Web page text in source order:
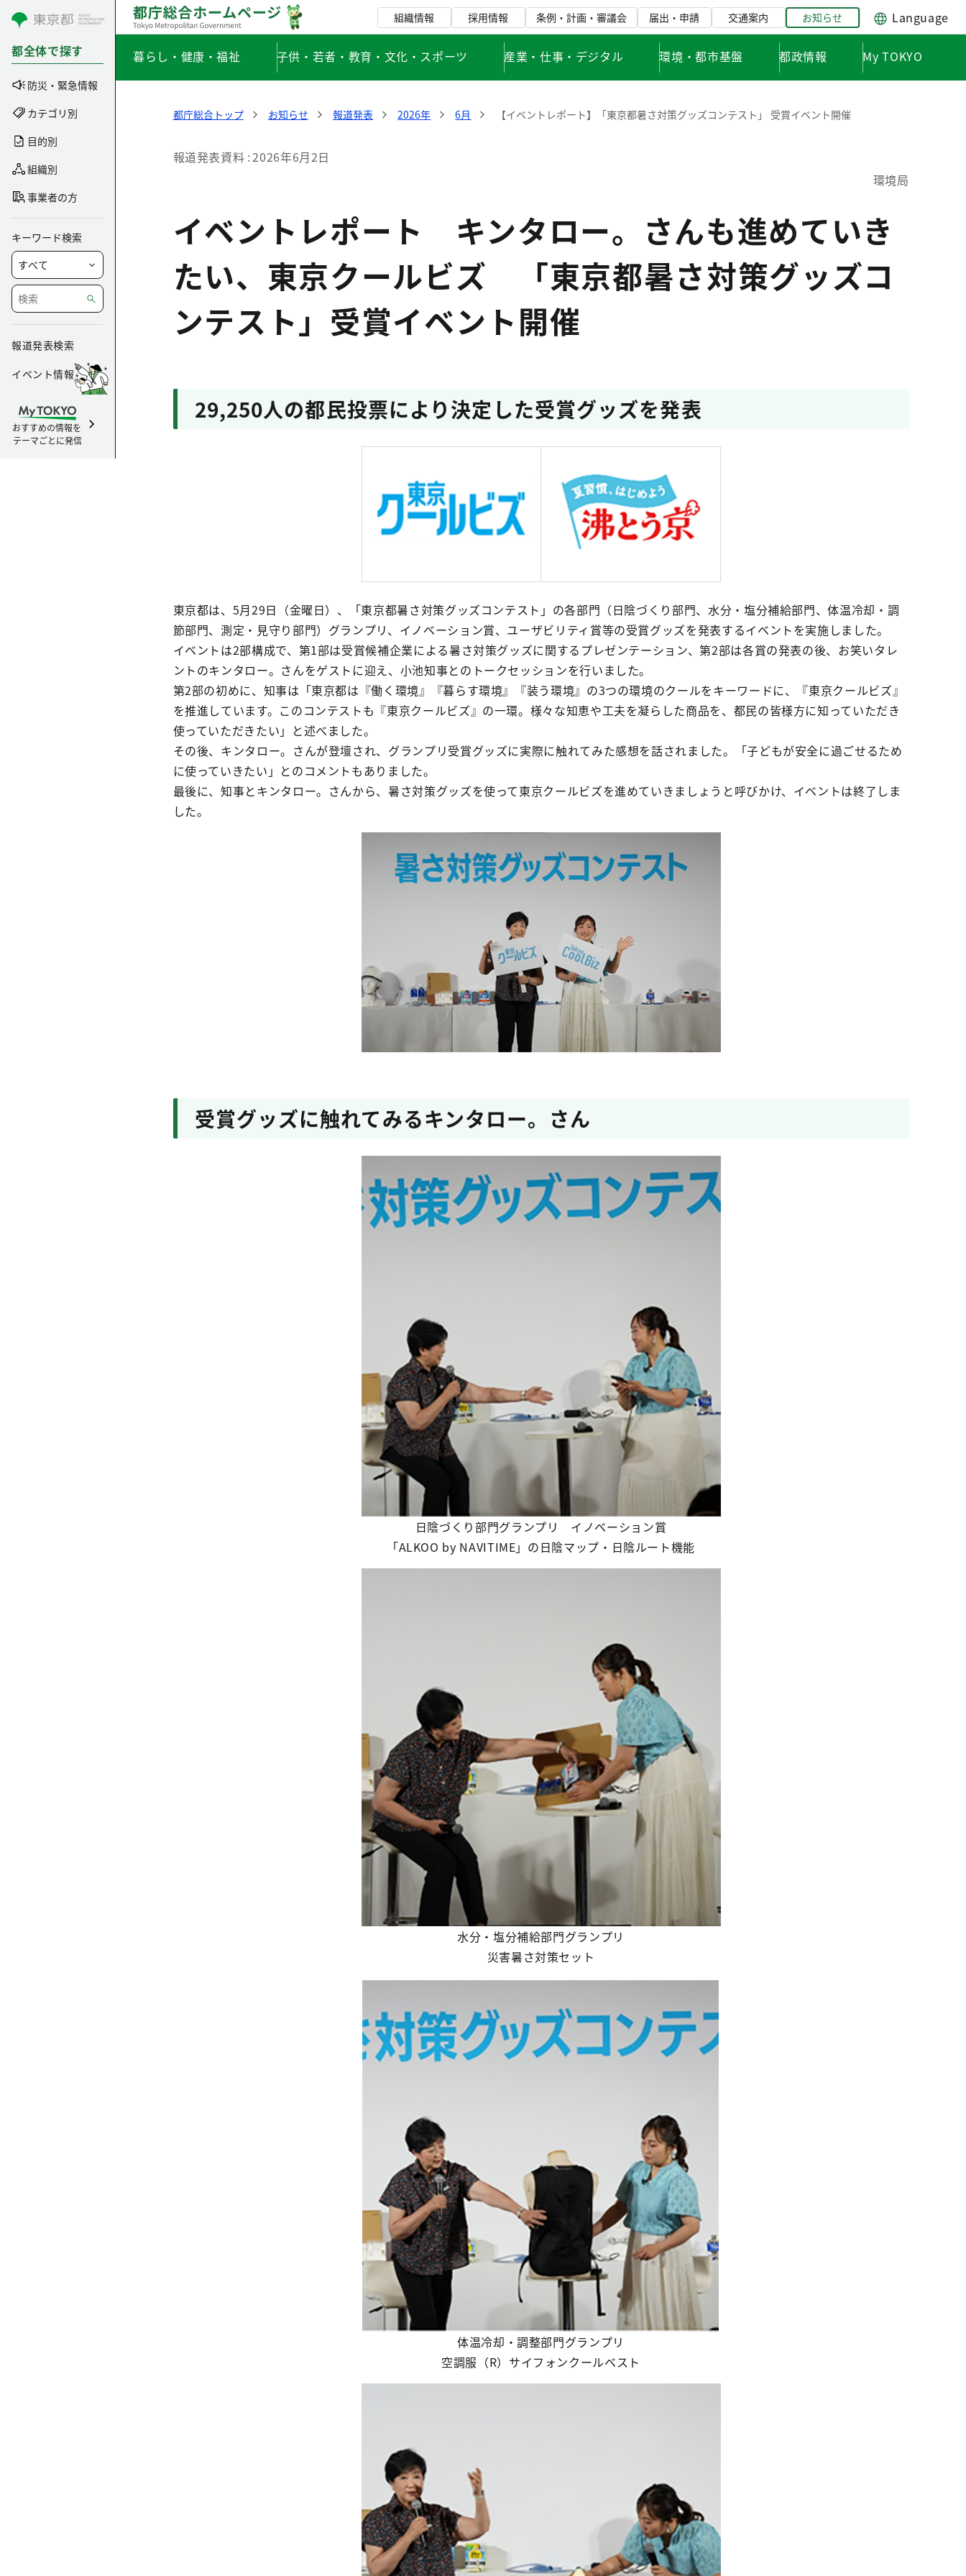
コンテンツにスキップ
都全体で探す
防災・緊急情報
カテゴリ別
目的別
組織別
事業者の方
キーワード検索
報道発表検索
イベント情報
おすすめの情報を
テーマごとに発信
組織情報 採用情報 条例・計画・審議会 届出・申請 交通案内 お知らせ Language
暮らし・健康・福祉 子供・若者・教育・文化・スポーツ 産業・仕事・デジタル 環境・都市基盤 都政情報 My TOKYO
都庁総合トップ お知らせ 報道発表 2026年 6月 【イベントレポート】「東京都暑さ対策グッズコンテスト」 受賞イベント開催
報道発表資料 2026年6月2日
環境局
イベントレポート キンタロー。さんも進めていき
たい、東京クールビズ 「東京都暑さ対策グッズコ
ンテスト」受賞イベント開催
29,250人の都民投票により決定した受賞グッズを発表
東京都は、5月29日（金曜日）、「東京都暑さ対策グッズコンテスト」の各部門（日陰づくり部門、水分・塩分補給部門、体温冷却・調
節部門、測定・見守り部門）グランプリ、イノベーション賞、ユーザビリティ賞等の受賞グッズを発表するイベントを実施しました。
イベントは2部構成で、第1部は受賞候補企業による暑さ対策グッズに関するプレゼンテーション、第2部は各賞の発表の後、お笑いタレ
ントのキンタロー。さんをゲストに迎え、小池知事とのトークセッションを行いました。
第2部の初めに、知事は「東京都は『働く環境』『暮らす環境』『装う環境』の3つの環境のクールをキーワードに、『東京クールビズ』
を推進しています。このコンテストも『東京クールビズ』の一環。様々な知恵や工夫を凝らした商品を、都民の皆様方に知っていただき
使っていただきたい」と述べました。
その後、キンタロー。さんが登壇され、グランプリ受賞グッズに実際に触れてみた感想を話されました。「子どもが安全に過ごせるため
に使っていきたい」とのコメントもありました。
最後に、知事とキンタロー。さんから、暑さ対策グッズを使って東京クールビズを進めていきましょうと呼びかけ、イベントは終了しま
した。
受賞グッズに触れてみるキンタロー。さん
日陰づくり部門グランプリ イノベーション賞
「ALKOO by NAVITIME」の日陰マップ・日陰ルート機能
水分・塩分補給部門グランプリ
災害暑さ対策セット
体温冷却・調整部門グランプリ
空調服（R）サイフォンクールベスト